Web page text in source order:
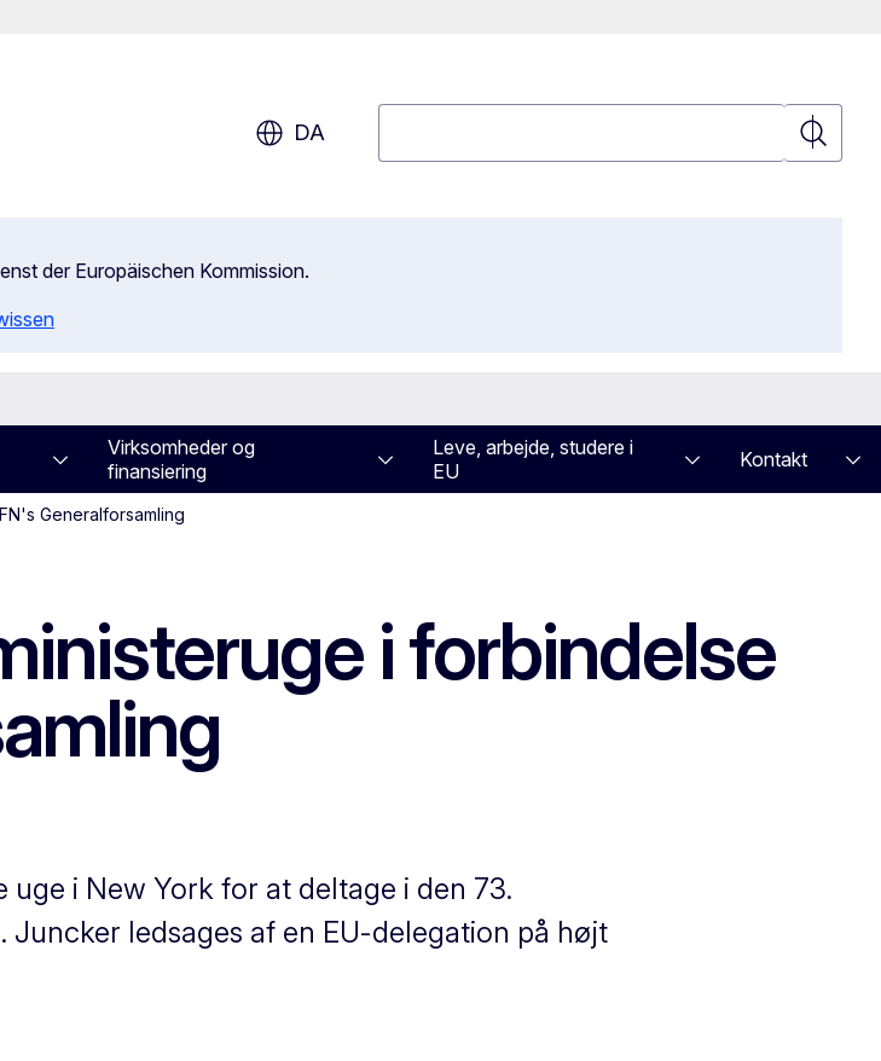
DA
Søgning
der Europäischen Kommission.
Virksomheder og
finansiering
Leve, arbejde, studere i
EU
Kontakt
Generalforsamling
i forbindelse
i New York for at deltage i den 73.
ledsages af en EU-delegation på højt